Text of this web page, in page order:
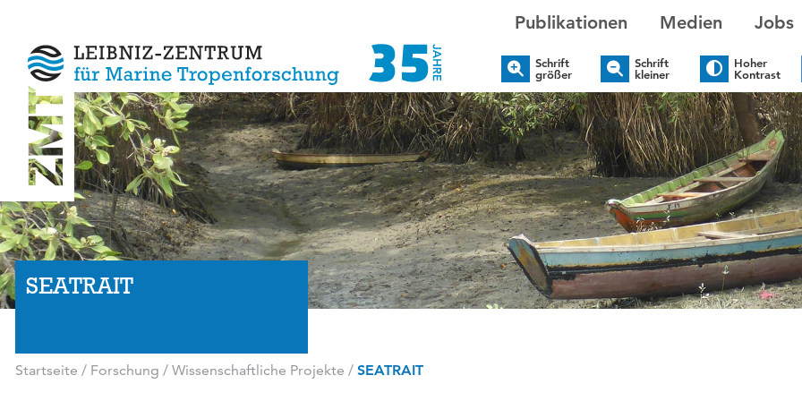
Publikationen Medien Jobs
Schrift
größer
Schrift
kleiner
Hoher
Kontrast
SEATRAIT
Startseite / Forschung / Wissenschaftliche Projekte / SEATRAIT